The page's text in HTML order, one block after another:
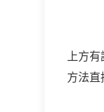
上方有
方法